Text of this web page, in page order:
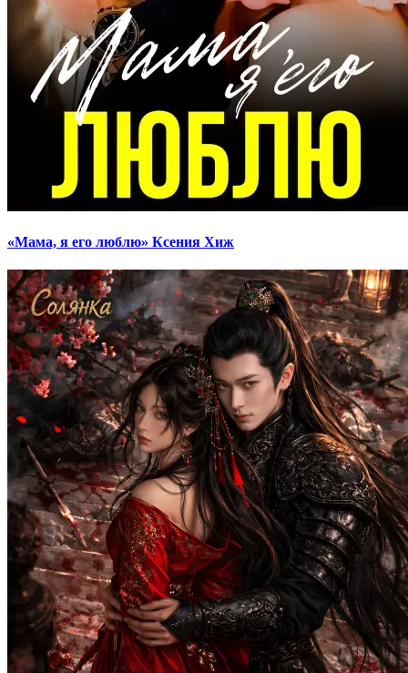
«Мама, я его люблю» Ксения Хиж